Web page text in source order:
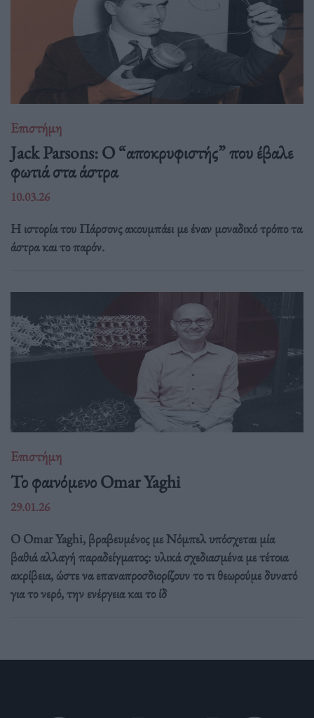
Επιστήμη
Jack Parsons: O “αποκρυφιστής” που έβαλε
φωτιά στα άστρα
10.03.26
Η ιστορία του Πάρσονς ακουμπάει με έναν μοναδικό τρόπο τα
άστρα και το παρόν.
Επιστήμη
Το φαινόμενο Omar Yaghi
29.01.26
Ο Omar Yaghi, βραβευμένος με Νόμπελ υπόσχεται μία
βαθιά αλλαγή παραδείγματος: υλικά σχεδιασμένα με τέτοια
ακρίβεια, ώστε να επαναπροσδιορίζουν το τι θεωρούμε δυνατό
για το νερό, την ενέργεια και το ίδ